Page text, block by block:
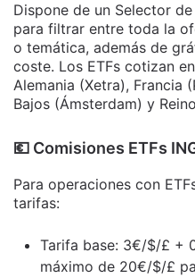
Dispone de un Selector
para filtrar entre toda la
o temática, además de
coste. Los ETFs cotizan
Alemania (Xetra), Francia
Bajos (Ámsterdam) y
​💶​ Comisiones ETFs
Para operaciones con
tarifas:
Tarifa base: 3€/$/£ +
máximo de 20€/$/£